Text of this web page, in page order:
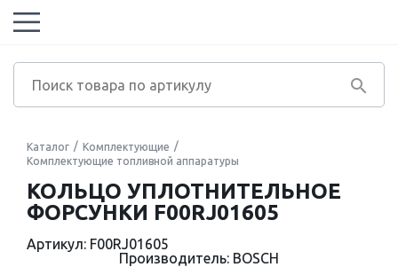
Каталог
Комплектующие
Комплектующие топливной аппаратуры
КОЛЬЦО УПЛОТНИТЕЛЬНОЕ
ФОРСУНКИ F00RJ01605
Артикул: F00RJ01605
Производитель: BOSCH